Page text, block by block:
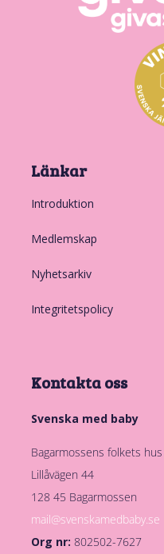
Länkar
Introduktion
Medlemskap
Nyhetsarkiv
Integritetspolicy
Kontakta oss
Svenska med baby
Bagarmossens folkets hus
Lillåvägen 44
128 45 Bagarmossen
mail@svenskamedbaby.se
Org nr: 802502-7627